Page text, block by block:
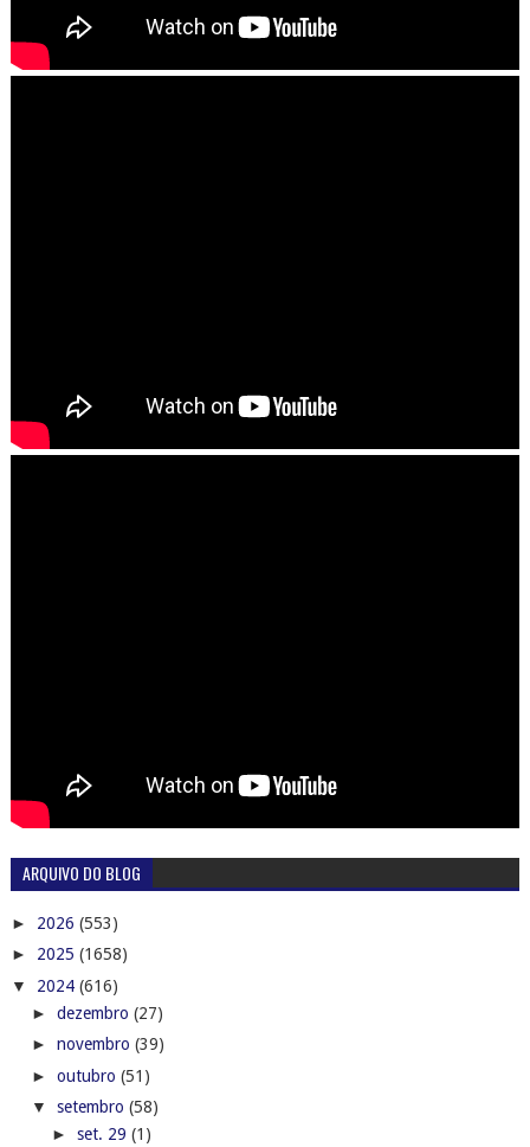
ARQUIVO DO BLOG
► 2026 (553)
► 2025 (1658)
▼ 2024 (616)
► dezembro (27)
► novembro (39)
► outubro (51)
▼ setembro (58)
► set. 29 (1)